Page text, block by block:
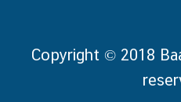
Copyright © 2018